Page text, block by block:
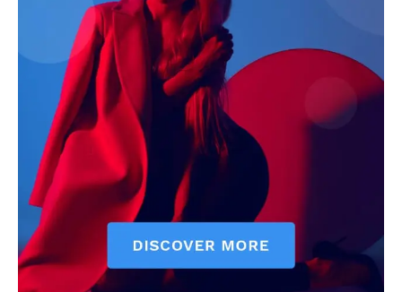
About Us
Privacy Policy
Terms of Use Agreement
Facebook
X WhatsApp
Share